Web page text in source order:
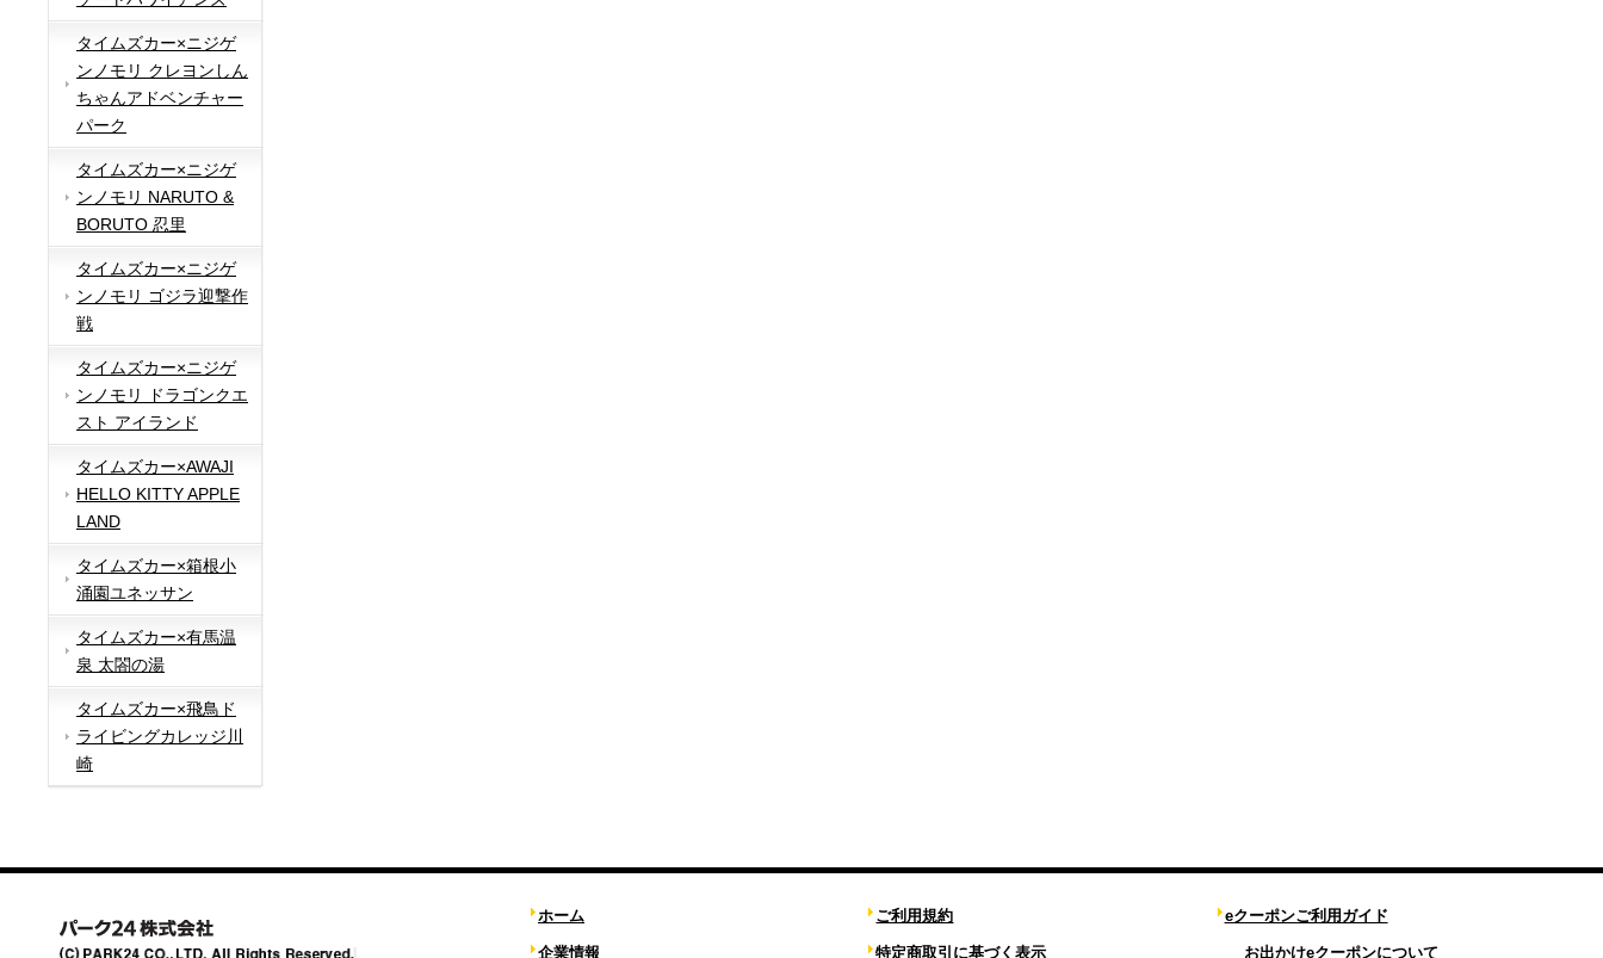
タイムズカー×ニジゲ
ンノモリ クレヨンしん
ちゃんアドベンチャー
パーク
タイムズカー×ニジゲ
ンノモリ NARUTO &
BORUTO 忍里
タイムズカー×ニジゲ
ンノモリ ゴジラ迎撃作
戦
タイムズカー×ニジゲ
ンノモリ ドラゴンクエ
スト アイランド
タイムズカー×AWAJI
HELLO KITTY APPLE
LAND
タイムズカー×箱根小
涌園ユネッサン
タイムズカー×有馬温
泉 太閤の湯
タイムズカー×飛鳥ド
ライビングカレッジ川
崎
ホーム
企業情報
ご利用規約
特定商取引に基づく表示
eクーポンご利用ガイド
お出かけeクーポンについて